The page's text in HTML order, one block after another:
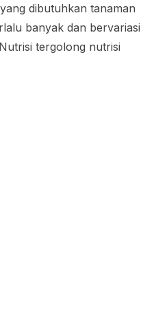
dibutuhkan tanaman
banyak dan bervariasi
tergolong nutrisi